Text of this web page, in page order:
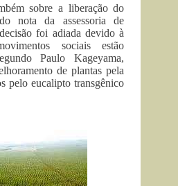
sobre a liberação do
nota da assessoria de
foi adiada devido à
sociais estão
Paulo Kageyama,
de plantas pela
pelo eucalipto transgênico